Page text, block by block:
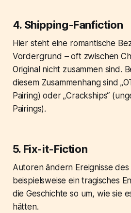
4. Shipping-Fanfiction
Hier steht eine romantische
Vordergrund – oft zwischen
Original nicht zusammen sind.
diesem Zusammenhang sind
Pairing) oder „Crackships“
Pairings).
5. Fix-it-Fiction
Autoren ändern Ereignisse des
beispielsweise ein tragisches
die Geschichte so um, wie sie
hätten.